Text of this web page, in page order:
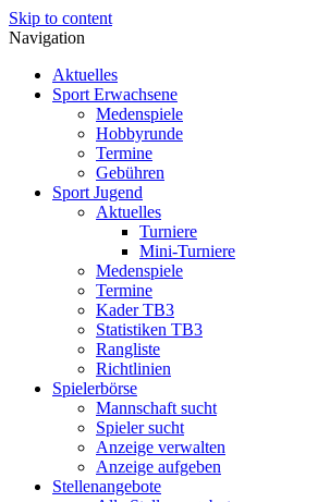
Skip to content
Navigation
Aktuelles
Sport Erwachsene
Medenspiele
Hobbyrunde
Termine
Gebühren
Sport Jugend
Aktuelles
Turniere
Mini-Turniere
Medenspiele
Termine
Kader TB3
Statistiken TB3
Rangliste
Richtlinien
Spielerbörse
Mannschaft sucht
Spieler sucht
Anzeige verwalten
Anzeige aufgeben
Stellenangebote